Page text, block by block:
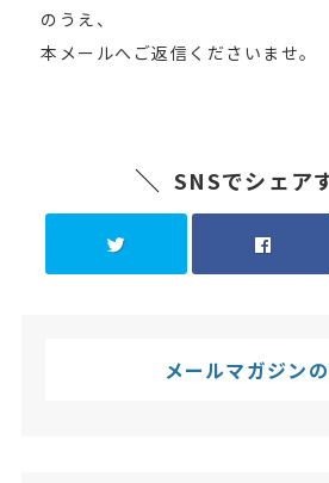
のうえ、
本メールへご返信くださいませ。
SNSでシェア
メールマガジン